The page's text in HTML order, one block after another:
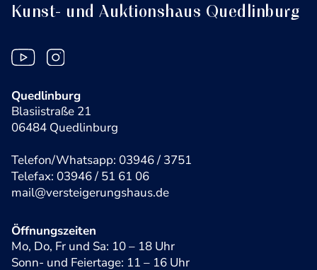
Kunst- und Auktionshaus Quedlinburg
Quedlinburg
Blasiistraße 21
06484 Quedlinburg
Telefon/Whatsapp: 03946 / 3751
Telefax: 03946 / 51 61 06
mail@versteigerungshaus.de
Öffnungszeiten
Mo, Do, Fr und Sa: 10 – 18 Uhr
Sonn- und Feiertage: 11 – 16 Uhr